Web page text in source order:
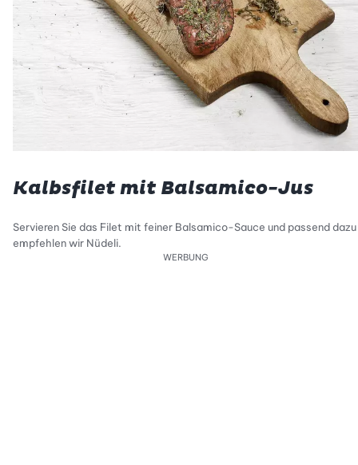
Kalbsfilet mit Balsamico-Jus
Servieren Sie das Filet mit feiner Balsamico-Sauce und passend dazu
empfehlen wir Nüdeli.
WERBUNG